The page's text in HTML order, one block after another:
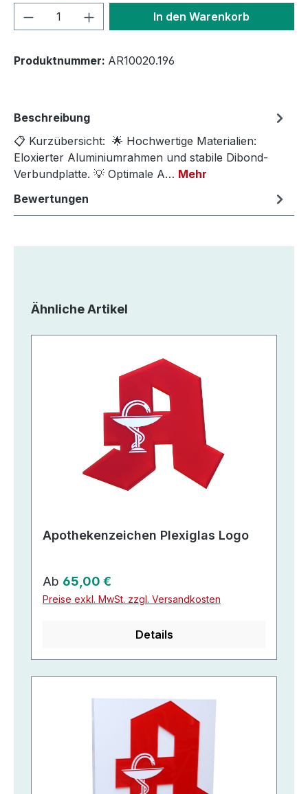
Produkt Anzahl: Gib denIn den Warenkorb
Produktnummer: AR10020.196
Beschreibung
📋 Kurzübersicht: 🌟 Hochwertige Materialien:
Eloxierter Aluminiumrahmen und stabile Dibond-
Verbundplatte. 💡 Optimale A… Mehr
Bewertungen
Produktgalerie überspringen
Ähnliche Artikel
Apothekenzeichen Plexiglas Logo
Regulärer Preis:
Ab 65,00 €
Preise exkl. MwSt. zzgl. Versandkosten
Details